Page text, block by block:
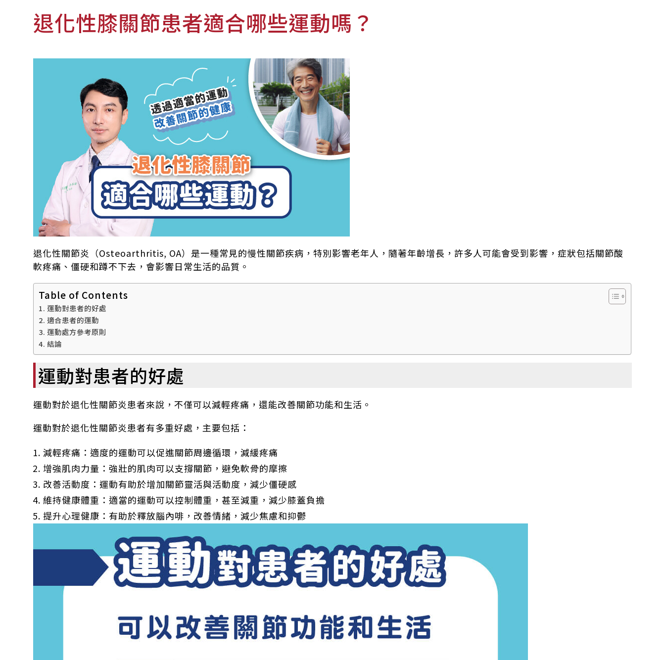
退化性膝關節患者適合哪些運動嗎？
退化性關節炎（Osteoarthritis, OA）是一種常見的慢性關節疾病，特別影響老年人，隨著年齡增長，許多人可能會受到影響，症狀包括關節酸
軟疼痛、僵硬和蹲不下去，會影響日常生活的品質。
Table of Contents
運動對患者的好處
適合患者的運動
運動處方參考原則
結論
運動對患者的好處
運動對於退化性關節炎患者來說，不僅可以減輕疼痛，還能改善關節功能和生活。
運動對於退化性關節炎患者有多重好處，主要包括：
減輕疼痛：適度的運動可以促進關節周邊循環，減緩疼痛
增強肌肉力量：強壯的肌肉可以支撐關節，避免軟骨的摩擦
改善活動度：運動有助於增加關節靈活與活動度，減少僵硬感
維持健康體重：適當的運動可以控制體重，甚至減重，減少膝蓋負擔
提升心理健康：有助於釋放腦內啡，改善情緒，減少焦慮和抑鬱